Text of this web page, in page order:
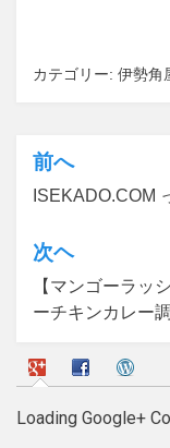
カテゴリー: 伊勢角
投
稿
ナ
ビ
ゲ
シ
ョ
前へ
ISEKADO.COM
次ヘ
【マンゴーラッ
ーチキンカレー
Loading Google+